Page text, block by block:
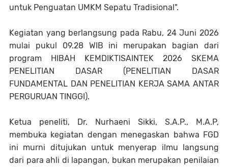
untuk Penguatan UMKM Sepatu Tradisional".
Kegiatan yang berlangsung pada Rabu, 24 Juni 2026
mulai pukul 09.28 WIB ini merupakan bagian dari
program HIBAH KEMDIKTISAINTEK 2026 SKEMA
PENELITIAN DASAR (PENELITIAN DASAR
FUNDAMENTAL DAN PENELITIAN KERJA SAMA ANTAR
PERGURUAN TINGGI).
Ketua peneliti, Dr. Nurhaeni Sikki, S.A.P., M.A.P,
membuka kegiatan dengan menegaskan bahwa FGD
ini murni ditujukan untuk menyerap ilmu langsung
dari para ahli di lapangan, bukan merupakan penilaian